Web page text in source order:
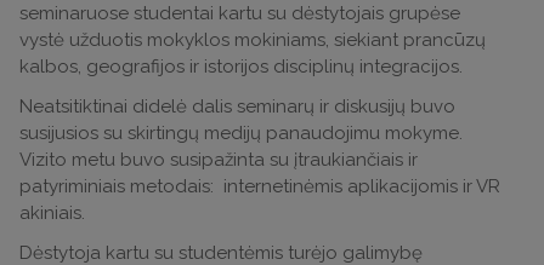
seminaruose studentai kartu su dėstytojais grupėse
vystė užduotis mokyklos mokiniams, siekiant prancūzų
kalbos, geografijos ir istorijos disciplinų integracijos.
Neatsitiktinai didelė dalis seminarų ir diskusijų buvo
susijusios su skirtingų medijų panaudojimu mokyme.
Vizito metu buvo susipažinta su įtraukiančiais ir
patyriminiais metodais: internetinėmis aplikacijomis ir VR
akiniais.
Dėstytoja kartu su studentėmis turėjo galimybę